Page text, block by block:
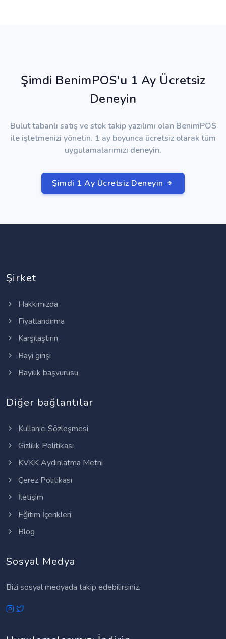
Şimdi BenimPOS'u 1 Ay Ücretsiz
Deneyin
Bulut tabanlı satış ve stok takip yazılımı olan BenimPOS
ile işletmenizi yönetin. 1 ay boyunca ücretsiz olarak tüm
uygulamalarımızı deneyin.
Şimdi 1 Ay Ücretsiz Deneyin
Şirket
Hakkımızda
Fiyatlandırma
Karşılaştırın
Bayi girişi
Bayilik başvurusu
Diğer bağlantılar
Kullanıcı Sözleşmesi
Gizlilik Politikası
KVKK Aydınlatma Metni
Çerez Politikası
İletişim
Eğitim İçerikleri
Blog
Sosyal Medya
Bizi sosyal medyada takip edebilirsiniz.